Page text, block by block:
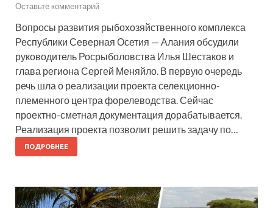
Оставьте комментарий
Вопросы развития рыбохозяйственного комплекса
Республики Северная Осетия — Алания обсудили
руководитель Росрыболовства Илья Шестаков и
глава региона Сергей Меняйло. В первую очередь
речь шла о реализации проекта селекционно-
племенного центра форелеводства. Сейчас
проектно-сметная документация дорабатывается.
Реализация проекта позволит решить задачу по…
ПОДРОБНЕЕ